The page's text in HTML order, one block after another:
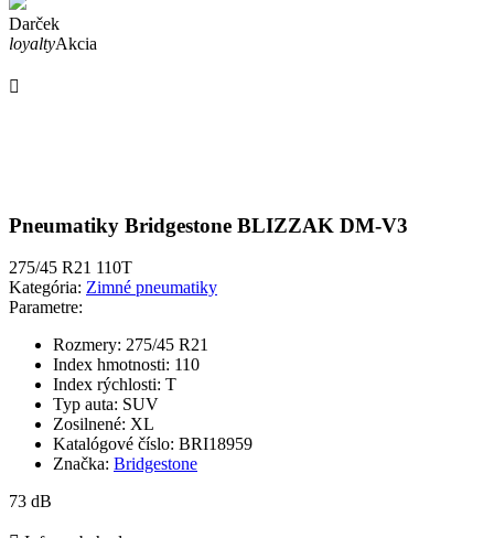
Darček
loyaltyAkcia

Pneumatiky Bridgestone BLIZZAK DM-V3
275/45 R21 110T
Kategória: Zimné pneumatiky
Parametre:
Rozmery: 275/45 R21
Index hmotnosti: 110
Index rýchlosti: T
Typ auta: SUV
Zosilnené: XL
Katalógové číslo: BRI18959
Značka: Bridgestone
73 dB